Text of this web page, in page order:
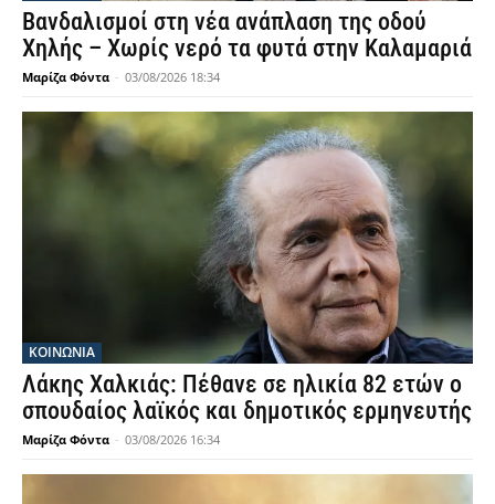
Βανδαλισμοί στη νέα ανάπλαση της οδού
Χηλής – Χωρίς νερό τα φυτά στην Καλαμαριά
Μαρίζα Φόντα - 03/08/2026 18:34
ΚΟΙΝΩΝΙΑ
Λάκης Χαλκιάς: Πέθανε σε ηλικία 82 ετών ο
σπουδαίος λαϊκός και δημοτικός ερμηνευτής
Μαρίζα Φόντα - 03/08/2026 16:34